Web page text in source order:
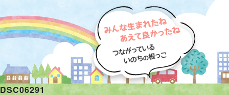
DSC06291